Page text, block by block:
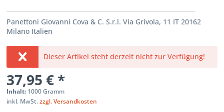
Panettoni Giovanni Cova & C. S.r.l. Via Grivola, 11 IT 20162
Milano Italien
Dieser Artikel steht derzeit nicht zur Verfügung!
37,95 € *
Inhalt: 1000 Gramm
inkl. MwSt.zzgl. Versandkosten